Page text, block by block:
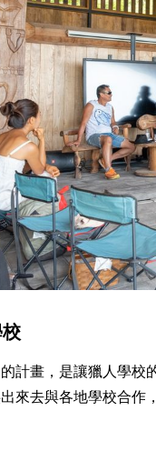
的計畫，是讓獵人學
來去與各地學校合作